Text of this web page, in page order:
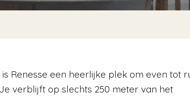
Renesse een heerlijke plek om even tot
verblijft op slechts 250 meter van het